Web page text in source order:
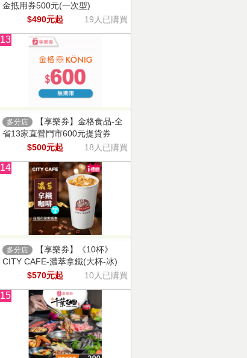
金抵用券500元(一次型)
$490元起
19人已購買
13
多分店
【享樂券】金格食品-全
省13家直營門市600元提貨券
$500元起
18人已購買
14
多分店
【享樂券】《10杯》
CITY CAFE-濃萃拿鐵(大杯-冰)
$570元起
10人已購買
15